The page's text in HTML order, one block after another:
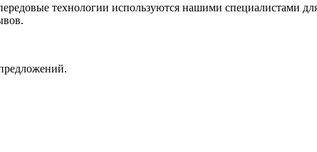
технологии используются нашими специалистами